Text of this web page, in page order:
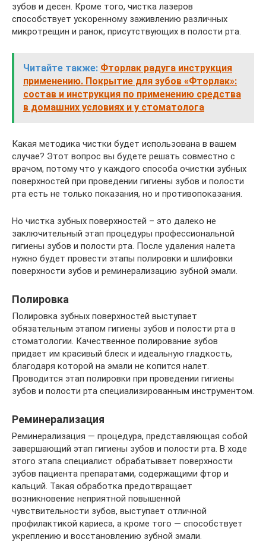
зубов и десен. Кроме того, чистка лазеров
способствует ускоренному заживлению различных
микротрещин и ранок, присутствующих в полости рта.
Читайте также: Фторлак радуга инструкция
применению. Покрытие для зубов «Фторлак»:
состав и инструкция по применению средства
в домашних условиях и у стоматолога
Какая методика чистки будет использована в вашем
случае? Этот вопрос вы будете решать совместно с
врачом, потому что у каждого способа очистки зубных
поверхностей при проведении гигиены зубов и полости
рта есть не только показания, но и противопоказания.
Но чистка зубных поверхностей – это далеко не
заключительный этап процедуры профессиональной
гигиены зубов и полости рта. После удаления налета
нужно будет провести этапы полировки и шлифовки
поверхности зубов и реминерализацию зубной эмали.
Полировка
Полировка зубных поверхностей выступает
обязательным этапом гигиены зубов и полости рта в
стоматологии. Качественное полирование зубов
придает им красивый блеск и идеальную гладкость,
благодаря которой на эмали не копится налет.
Проводится этап полировки при проведении гигиены
зубов и полости рта специализированным инструментом.
Реминерализация
Реминерализация — процедура, представляющая собой
завершающий этап гигиены зубов и полости рта. В ходе
этого этапа специалист обрабатывает поверхности
зубов пациента препаратами, содержащими фтор и
кальций. Такая обработка предотвращает
возникновение неприятной повышенной
чувствительности зубов, выступает отличной
профилактикой кариеса, а кроме того — способствует
укреплению и восстановлению зубной эмали.